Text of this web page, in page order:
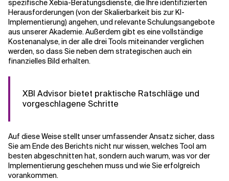
spezifische Xebia-Beratungsdienste, die Ihre identifizierten
Herausforderungen (von der Skalierbarkeit bis zur KI-
Implementierung) angehen, und relevante Schulungsangebote
aus unserer Akademie. Außerdem gibt es eine vollständige
Kostenanalyse, in der alle drei Tools miteinander verglichen
werden, so dass Sie neben dem strategischen auch ein
finanzielles Bild erhalten.
XBI Advisor bietet praktische Ratschläge und
vorgeschlagene Schritte
Auf diese Weise stellt unser umfassender Ansatz sicher, dass
Sie am Ende des Berichts nicht nur wissen, welches Tool am
besten abgeschnitten hat, sondern auch warum, was vor der
Implementierung geschehen muss und wie Sie erfolgreich
vorankommen.